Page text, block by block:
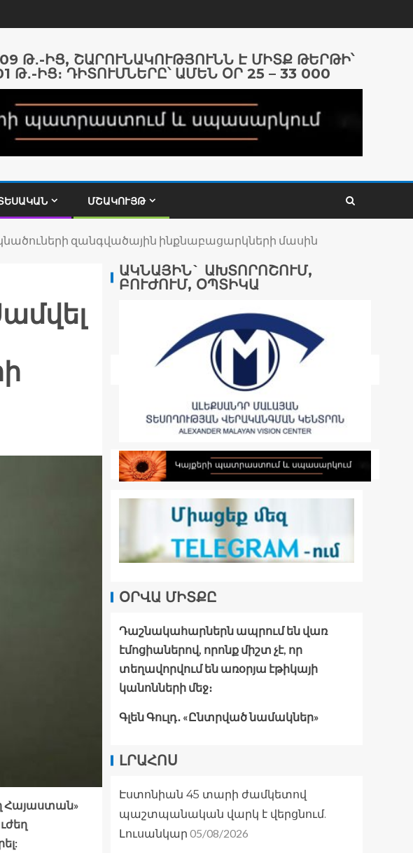
Թ․-ԻՑ, ՇԱՐՈՒՆԱԿՈՒԹՅՈՒՆՆ Է ՄԻՏՔ ԹԵՐԹԻ՝
Թ․-ԻՑ։ ԴԻՏՈՒՄՆԵՐԸ՝ ԱՄԵՆ ՕՐ 25 – 33 000
ՄՇԱԿՈՒՅԹ
զանգվածային ինքնաբացարկների մասին
Հայաստան»
ԱԿՆԱՅԻՆ` ԱԽՏՈՐՈՇՈՒՄ,
ԲՈՒԺՈՒՄ, ՕՊՏԻԿԱ
ՕՐՎԱ ՄԻՏՔԸ
Դաշնակահարներն ապրում են վառ
էմոցիաներով, որոնք միշտ չէ, որ
տեղավորվում են առօրյա էթիկայի
կանոնների մեջ։
Գլեն Գուլդ․ «Ընտրված նամակներ»
ԼՐԱՀՈՍ
Էստոնիան 45 տարի ժամկետով
պաշտպանական վարկ է վերցնում.
Լուսանկար 05/08/2026